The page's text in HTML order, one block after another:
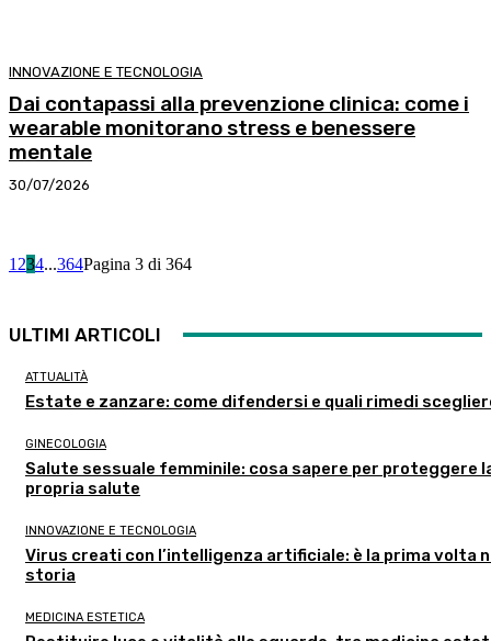
INNOVAZIONE E TECNOLOGIA
Dai contapassi alla prevenzione clinica: come i
wearable monitorano stress e benessere
mentale
30/07/2026
1 234...364Pagina 3 di 364
ULTIMI ARTICOLI
ATTUALITÀ
Estate e zanzare: come difendersi e quali rimedi
GINECOLOGIA
Salute sessuale femminile: cosa sapere per proteggere
propria salute
INNOVAZIONE E TECNOLOGIA
Virus creati con l’intelligenza artificiale: è la prima volta
storia
MEDICINA ESTETICA